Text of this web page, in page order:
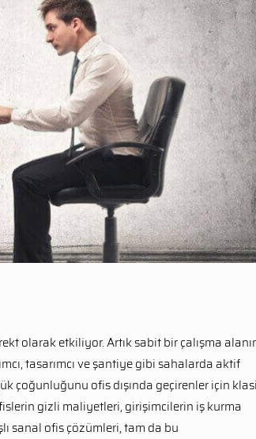
olarak etkiliyor. Artık sabit bir çalışma
tasarımcı ve şantiye gibi sahalarda aktif
çoğunluğunu ofis dışında geçirenler için
gizli maliyetleri, girişimcilerin iş kurma
sanal ofis çözümleri, tam da bu